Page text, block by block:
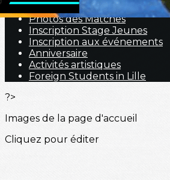
Galerie Photos
Photos des Matches
Inscription Stage Jeunes
Inscription aux événements
Anniversaire
Activités artistiques
Foreign Students in Lille
?>
Images de la page d'accueil
Cliquez pour éditer